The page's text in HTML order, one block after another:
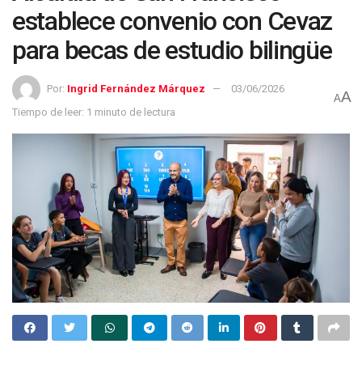
establece convenio con Cevaz
para becas de estudio bilingüe
Por: Ingrid Fernández Márquez
03/06/2026
Tiempo de leer: 1 minuto de lectura
AA